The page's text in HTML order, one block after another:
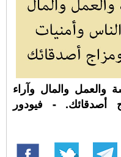
والمال وآراء
أصدقائك. - فيودور